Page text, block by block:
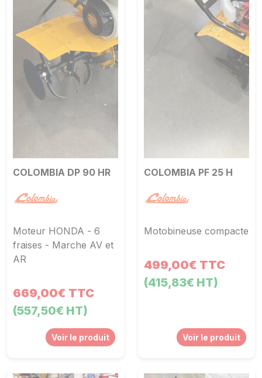
COLOMBIA DP 90 HR
Moteur HONDA - 6
fraises - Marche AV et
AR
669,00€ TTC
(557,50€ HT)
Voir le produit
COLOMBIA PF 25 H
Motobineuse compacte
499,00€ TTC
(415,83€ HT)
Voir le produit